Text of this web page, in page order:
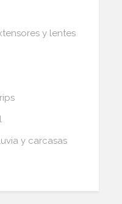
y lentes
y carcasas